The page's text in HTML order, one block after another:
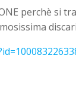
perchè si